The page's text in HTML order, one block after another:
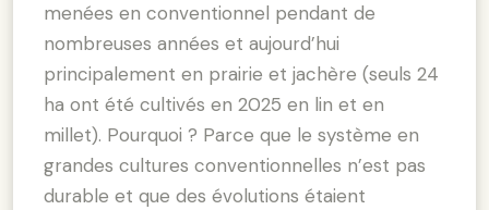
menées en conventionnel pendant de
nombreuses années et aujourd’hui
principalement en prairie et jachère (seuls 24
ha ont été cultivés en 2025 en lin et en
millet). Pourquoi ? Parce que le système en
grandes cultures conventionnelles n’est pas
durable et que des évolutions étaient